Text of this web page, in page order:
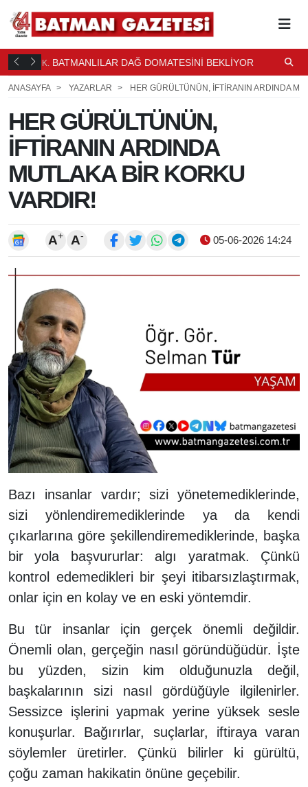
2 DK. BATMANLILAR DAĞ DOMATESİNİ BEKLİYOR
50 DK.
ANASAYFA YAZARLAR HER GÜRÜLTÜNÜN, İFTİRANIN ARDINDA
HER GÜRÜLTÜNÜN,
İFTİRANIN ARDINDA
MUTLAKA BİR KORKU
VARDIR!
A+ A- 05-06-2026 14:24
Bazı insanlar vardır; sizi yönetemediklerinde,
sizi yönlendiremediklerinde ya da kendi
çıkarlarına göre şekillendiremediklerinde, başka
bir yola başvururlar: algı yaratmak. Çünkü
kontrol edemedikleri bir şeyi itibarsızlaştırmak,
onlar için en kolay ve en eski yöntemdir.
Bu tür insanlar için gerçek önemli değildir.
Önemli olan, gerçeğin nasıl göründüğüdür. İşte
bu yüzden, sizin kim olduğunuzla değil,
başkalarının sizi nasıl gördüğüyle ilgilenirler.
Sessizce işlerini yapmak yerine yüksek sesle
konuşurlar. Bağırırlar, suçlarlar, iftiraya varan
söylemler üretirler. Çünkü bilirler ki gürültü,
çoğu zaman hakikatin önüne geçebilir.